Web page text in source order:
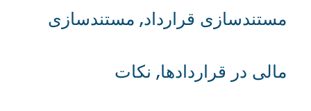
مستندسازی قرارداد, مستندسازی
مالی در قراردادها, نکات